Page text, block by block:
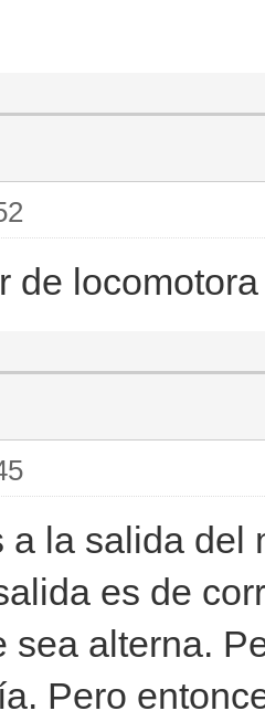
de
a la salida del
es de
sea alterna.
Pero